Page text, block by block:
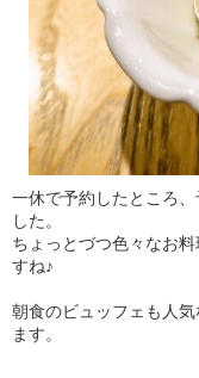
一休で予約したところ
した。
ちょっとづつ色々なお
すね♪
朝食のビュッフェも人
ます。